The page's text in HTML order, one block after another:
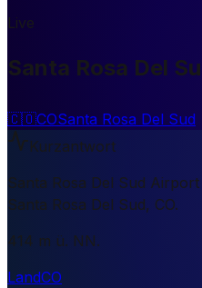
Live
Santa Rosa Del
🇨🇴COSanta Rosa Del Sud
Kurzantwort
Santa Rosa Del Sud
Santa Rosa Del Sud, CO.
414 m ü. NN.
LandCO